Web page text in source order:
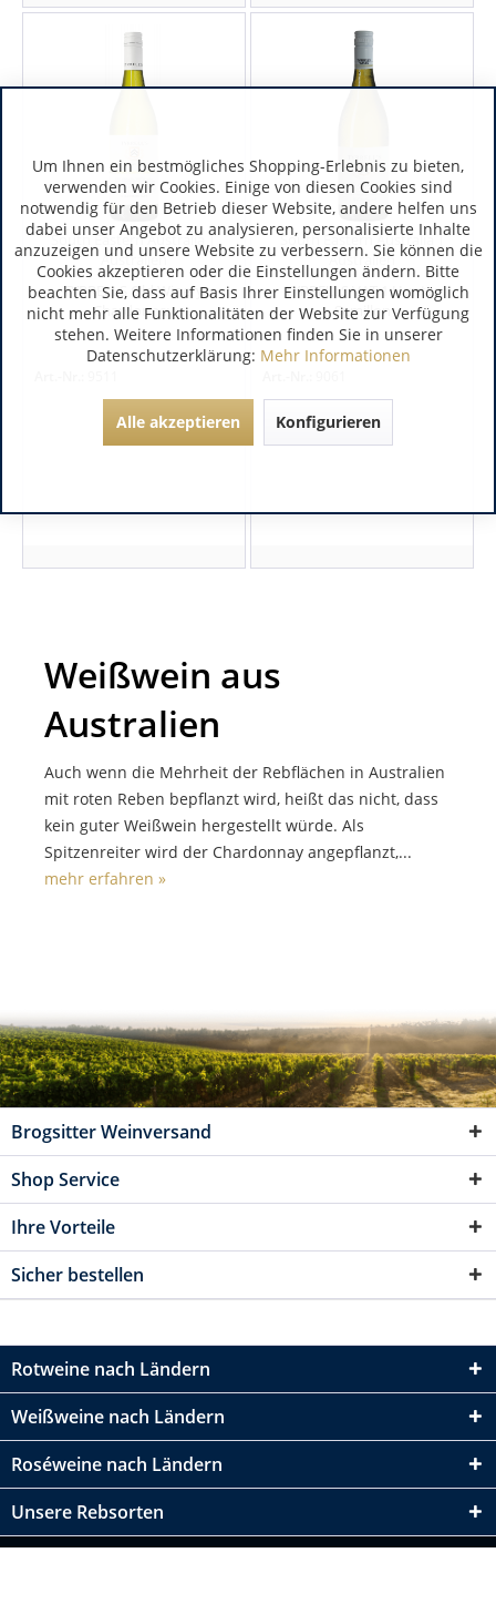
South Eastern Australia |
Australien
TYRRELLS Old Winery
Chardonnay
South Eastern Australia |
Australien
TYRRELLS VAT 1 Hunter
Semillon
Weißwein aus
Australien
Auch wenn die Mehrheit der Rebflächen in Australien
mit roten Reben bepflanzt wird, heißt das nicht, dass
kein guter Weißwein hergestellt würde. Als
Spitzenreiter wird der Chardonnay angepflanzt,...
mehr erfahren »
Brogsitter Weinversand
Shop Service
Ihre Vorteile
Sicher bestellen
Rotweine nach Ländern
Weißweine nach Ländern
Roséweine nach Ländern
Unsere Rebsorten
Um Ihnen ein bestmögliches Shopping-Erlebnis zu bieten,
verwenden wir Cookies. Einige von diesen Cookies sind
notwendig für den Betrieb dieser Website, andere helfen uns
dabei unser Angebot zu analysieren, personalisierte Inhalte
anzuzeigen und unsere Website zu verbessern. Sie können die
Cookies akzeptieren oder die Einstellungen ändern. Bitte
beachten Sie, dass auf Basis Ihrer Einstellungen womöglich
nicht mehr alle Funktionalitäten der Website zur Verfügung
stehen. Weitere Informationen finden Sie in unserer
Datenschutzerklärung: Mehr Informationen
Alle akzeptieren Konfigurieren